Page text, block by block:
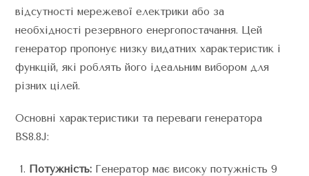
відсутності мережевої електрики або за
необхідності резервного енергопостачання. Цей
генератор пропонує низку видатних характеристик і
функцій, які роблять його ідеальним вибором для
різних цілей.
Основні характеристики та переваги генератора
BS8.8J:
Потужність: Генератор має високу потужність 9